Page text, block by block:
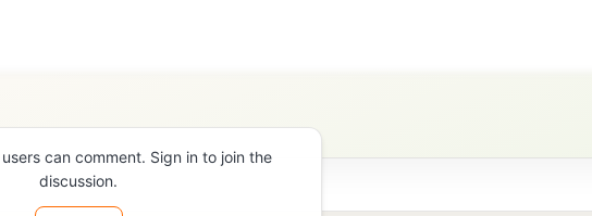
can comment. Sign in to join the
discussion.